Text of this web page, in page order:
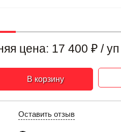
цена: 17 400 ₽ / уп
В корзину
Оставить отзыв